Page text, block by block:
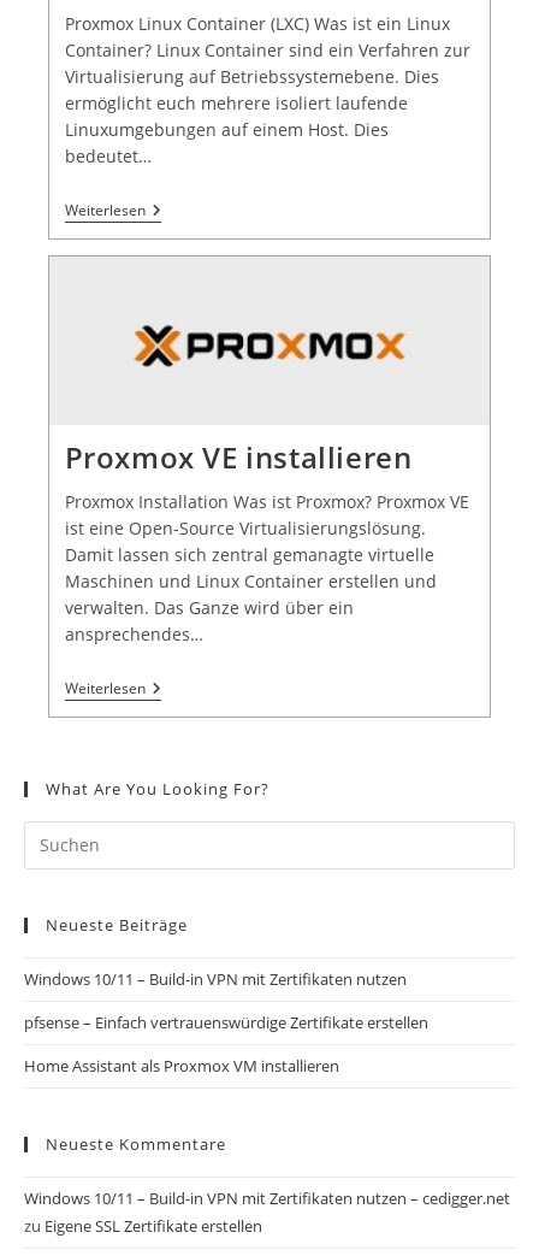
Proxmox Linux Container (LXC) Was ist ein Linux
Container? Linux Container sind ein Verfahren zur
Virtualisierung auf Betriebssystemebene. Dies
ermöglicht euch mehrere isoliert laufende
Linuxumgebungen auf einem Host. Dies
bedeutet…
Weiterlesen
Proxmox VE installieren
Proxmox Installation Was ist Proxmox? Proxmox VE
ist eine Open-Source Virtualisierungslösung.
Damit lassen sich zentral gemanagte virtuelle
Maschinen und Linux Container erstellen und
verwalten. Das Ganze wird über ein
ansprechendes…
Weiterlesen
What Are You Looking For?
Neueste Beiträge
Windows 10/11 – Build-in VPN mit Zertifikaten nutzen
pfsense – Einfach vertrauenswürdige Zertifikate erstellen
Home Assistant als Proxmox VM installieren
Neueste Kommentare
Windows 10/11 – Build-in VPN mit Zertifikaten nutzen – cedigger.net
zu Eigene SSL Zertifikate erstellen